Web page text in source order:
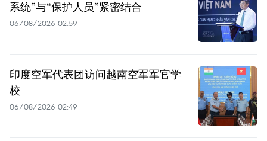
系统”与“保护人员”紧密结合
06/08/2026 02:59
印度空军代表团访问越南空军军官学
校
06/08/2026 02:49